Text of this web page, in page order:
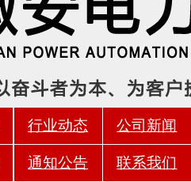
行业动态 公司新闻
通知公告 联系我们